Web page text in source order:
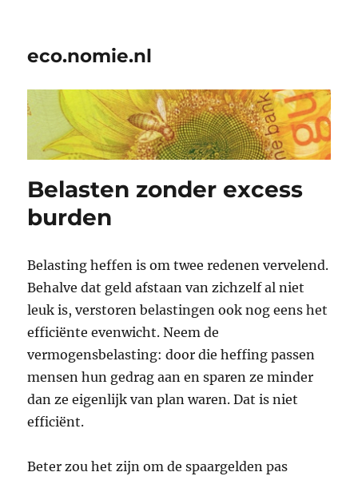
eco.nomie.nl
Belasten zonder excess
burden
Belasting heffen is om twee redenen vervelend.
Behalve dat geld afstaan van zichzelf al niet
leuk is, verstoren belastingen ook nog eens het
efficiënte evenwicht. Neem de
vermogensbelasting: door die heffing passen
mensen hun gedrag aan en sparen ze minder
dan ze eigenlijk van plan waren. Dat is niet
efficiënt.
Beter zou het zijn om de spaargelden pas